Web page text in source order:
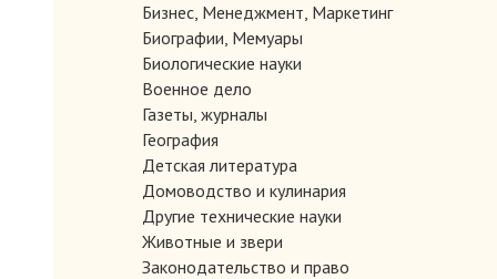
Бизнес, Менеджмент, Маркетинг
Биографии, Мемуары
Биологические науки
Военное дело
Газеты, журналы
География
Детская литература
Домоводство и кулинария
Другие технические науки
Животные и звери
Законодательство и право